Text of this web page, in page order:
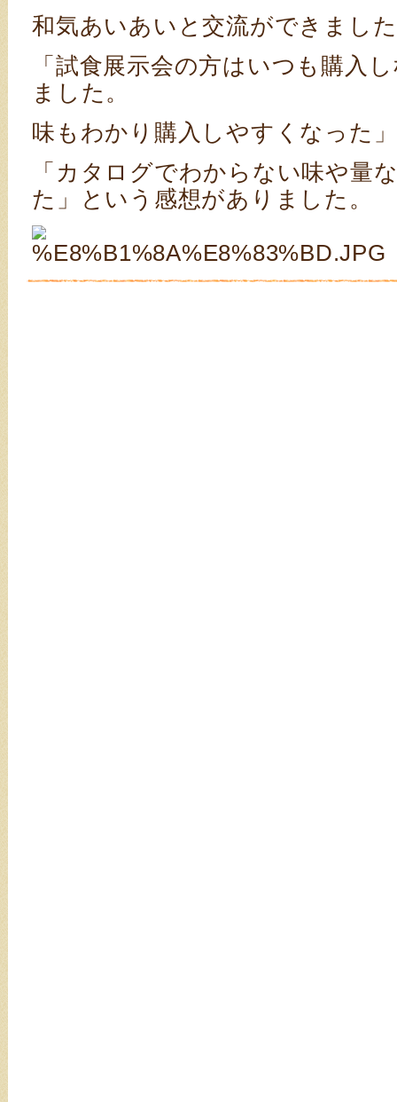
和気あいあいと交流ができまし
「試食展示会の方はいつも購入
ました。
味もわかり購入しやすくなった
「カタログでわからない味や量
た」という感想がありました。